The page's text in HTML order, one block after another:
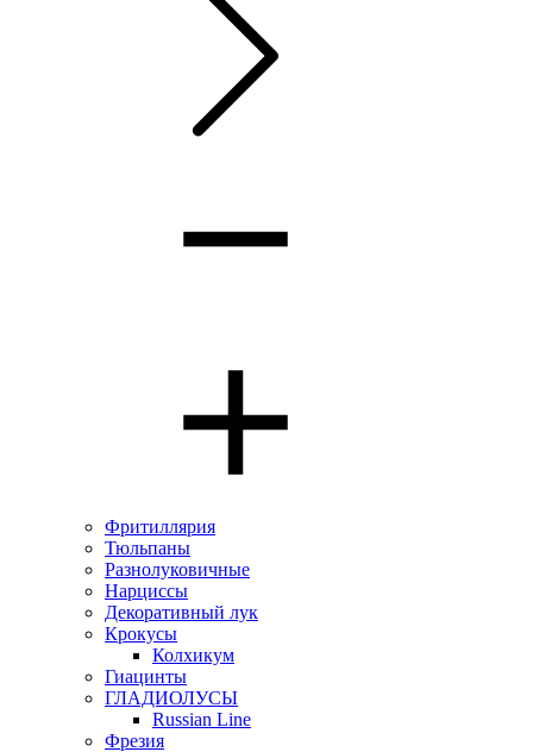
Фритиллярия
Тюльпаны
Разнолуковичные
Нарциссы
Декоративный лук
Крокусы
Колхикум
Гиацинты
ГЛАДИОЛУСЫ
Russian Line
Фрезия